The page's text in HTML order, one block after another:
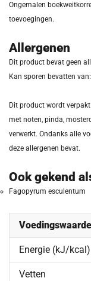
Ongemalen
toevoegingen.
Allergenen
Dit product bevat geen
Kan sporen bevatten
Dit product wordt
met noten, pinda,
verwerkt. Ondanks alle
deze allergenen bevat.
Ook gekend
Fagopyrum esculentum
Energie (kJ/kcal)
Vetten